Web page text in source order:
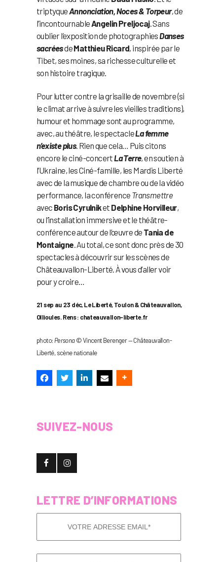
triptyque Annonciation, Noces & Torpeur, de
l’incontournable Angelin Preljocaj. Sans
oublier l’exposition de photographies Danses
sacréesdeMatthieu Ricard, inspirée par le
Tibet, ses moines, sa richesse culturelle et
son histoire tragique.
Pour lutter contre la grisaille de novembre (si
le climat arrive à suivre les vieilles traditions),
humour et hommage sont au programme,
avec, au théâtre, le spectacleLa femme
n’existe plus. Rien que cela… Puis citons
encore le ciné-concert La Terre, en soutien à
l’Ukraine, les Ciné-famille, les Mardis Liberté
avec de la musique de chambre ou de la vidéo
performance, la conférence Transmettre
avec Boris Cyrulniket Delphine Horvilleur,
ou l’installation immersive et le théâtre-
conférence autour de l’œuvre de Tania de
Montaigne . Au total, ce sont donc près de 30
spectacles à découvrir sur les scènes de
Châteauvallon-Liberté. À vous d’aller voir
pour y croire…
21 sep au 23 déc, Le Liberté, Toulon & Châteauvallon,
Ollioules. Rens : chateauvallon-liberte.fr
photo: Persona© Vincent Berenger — Châteauvallon-
Liberté, scène nationale
SUIVEZ-NOUS
LETTRE D’INFORMATIONS